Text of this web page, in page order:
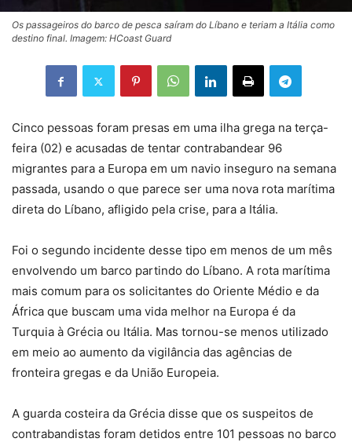
Os passageiros do barco de pesca saíram do Líbano e teriam a Itália como
destino final. Imagem: HCoast Guard
Cinco pessoas foram presas em uma ilha grega na terça-
feira (02) e acusadas de tentar contrabandear 96
migrantes para a Europa em um navio inseguro na semana
passada, usando o que parece ser uma nova rota marítima
direta do Líbano, afligido pela crise, para a Itália.
Foi o segundo incidente desse tipo em menos de um mês
envolvendo um barco partindo do Líbano. A rota marítima
mais comum para os solicitantes do Oriente Médio e da
África que buscam uma vida melhor na Europa é da
Turquia à Grécia ou Itália. Mas tornou-se menos utilizado
em meio ao aumento da vigilância das agências de
fronteira gregas e da União Europeia.
A guarda costeira da Grécia disse que os suspeitos de
contrabandistas foram detidos entre 101 pessoas no barco